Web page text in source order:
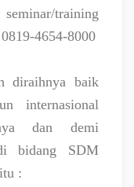
training
4654-8000
diraihnya baik
internasional
dan demi
bidang SDM
: